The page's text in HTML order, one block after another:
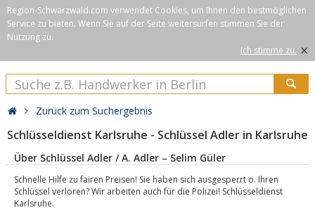
Region-Schwarzwald.com verwendet Cookies, um Ihnen den bestmöglichen
Service zu bieten. Wenn Sie auf der Seite weitersurfen stimmen Sie der
Nutzung zu.
Ich stimme zu. ×
Zurück zum Suchergebnis
Schlüsseldienst Karlsruhe - Schlüssel Adler in Karlsruhe
Über Schlüssel Adler / A. Adler – Selim Güler
Schnelle Hilfe zu fairen Preisen! Sie haben sich ausgesperrt o. Ihren
Schlüssel verloren? Wir arbeiten auch für die Polizei! Schlüsseldienst
Karlsruhe.